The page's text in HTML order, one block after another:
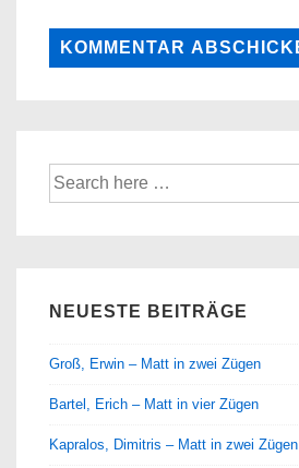
Suche
nach:
NEUESTE BEITRÄGE
Groß, Erwin – Matt in zwei Zügen
Bartel, Erich – Matt in vier Zügen
Kapralos, Dimitris – Matt in zwei Zügen